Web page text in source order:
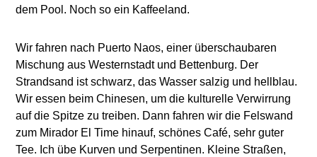
dem Pool. Noch so ein Kaffeeland.
Wir fahren nach Puerto Naos, einer überschaubaren
Mischung aus Westernstadt und Bettenburg. Der
Strandsand ist schwarz, das Wasser salzig und hellblau.
Wir essen beim Chinesen, um die kulturelle Verwirrung
auf die Spitze zu treiben. Dann fahren wir die Felswand
zum Mirador El Time hinauf, schönes Café, sehr guter
Tee. Ich übe Kurven und Serpentinen. Kleine Straßen,